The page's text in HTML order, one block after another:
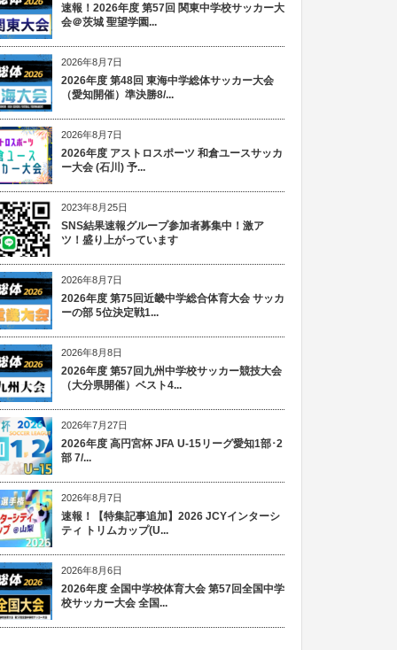
速報！2026年度 第57回 関東中学校サッカー大
会＠茨城 聖望学園...
2026年8月7日
2026年度 第48回 東海中学総体サッカー大会
（愛知開催）準決勝8/...
2026年8月7日
2026年度 アストロスポーツ 和倉ユースサッカ
ー大会 (石川) 予...
2023年8月25日
SNS結果速報グループ参加者募集中！激ア
ツ！盛り上がっています
2026年8月7日
2026年度 第75回近畿中学総合体育大会 サッカ
ーの部 5位決定戦1...
2026年8月8日
2026年度 第57回九州中学校サッカー競技大会
（大分県開催）ベスト4...
2026年7月27日
2026年度 高円宮杯 JFA U-15リーグ愛知1部･2
部 7/...
2026年8月7日
速報！【特集記事追加】2026 JCYインターシ
ティ トリムカップ(U...
2026年8月6日
2026年度 全国中学校体育大会 第57回全国中学
校サッカー大会 全国...